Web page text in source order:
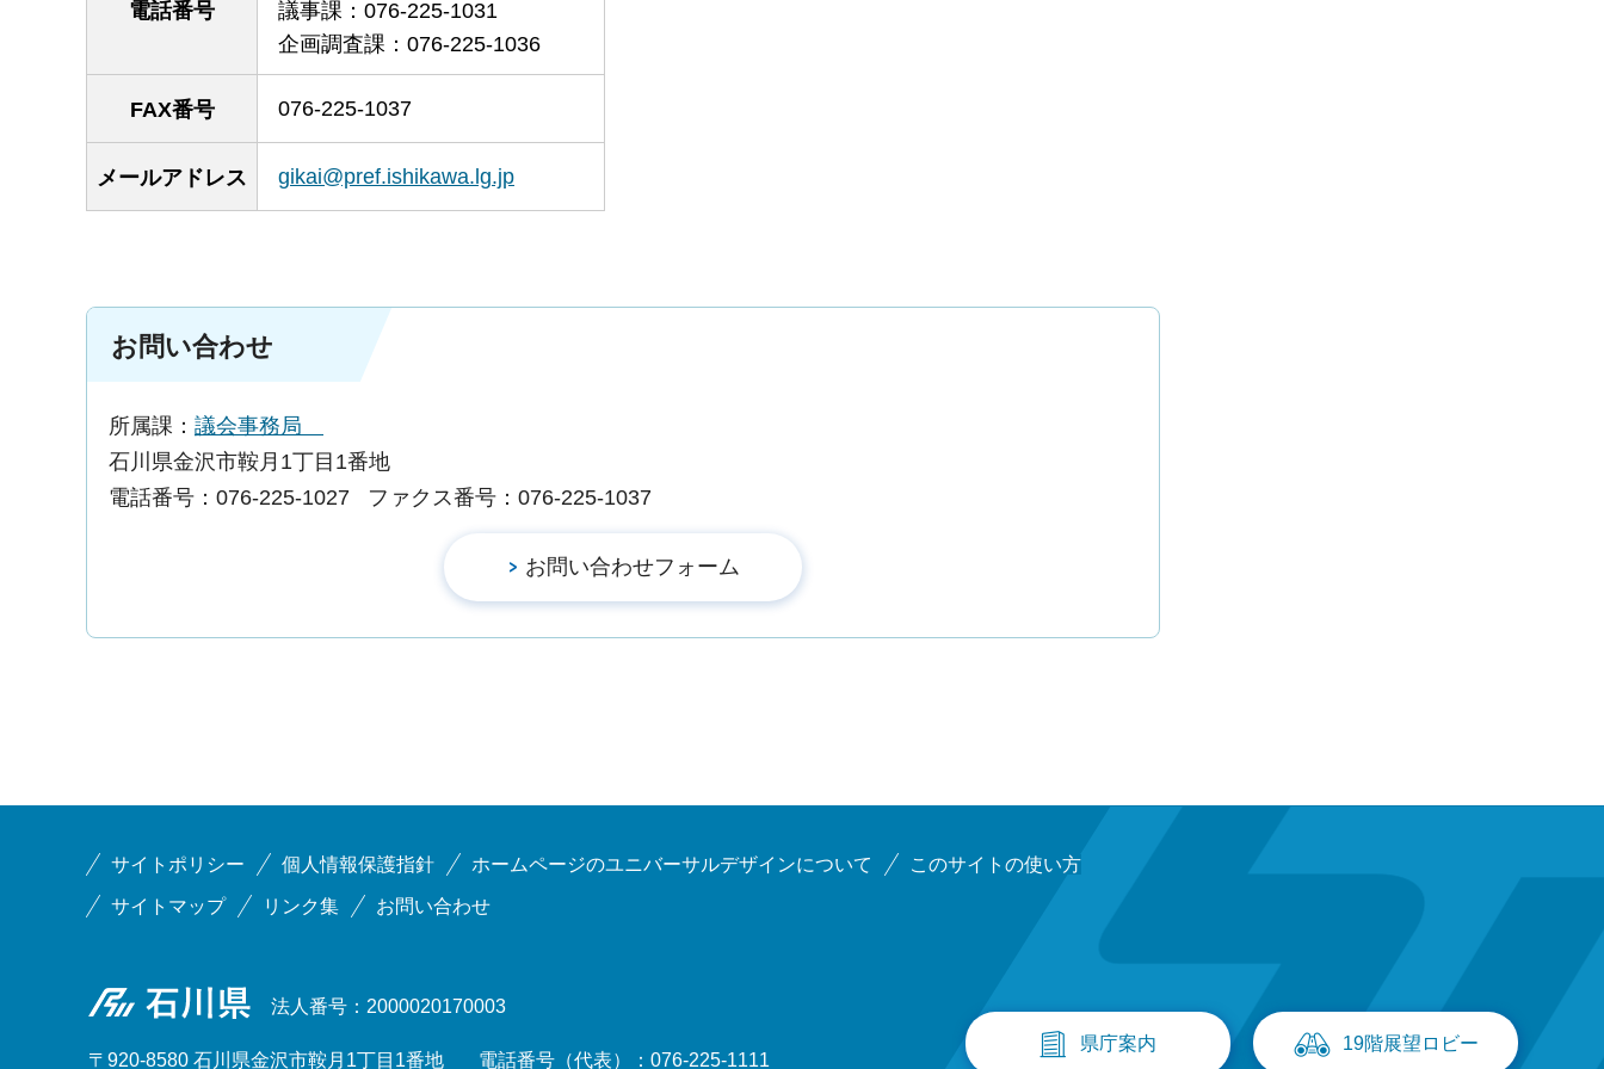
電話番号
議事課：076-225-1031
企画調査課：076-225-1036
FAX番号 076-225-1037
メールアドレス gikai@pref.ishikawa.lg.jp
お問い合わせ
所属課： 議会事務局
石川県金沢市鞍月1丁目1番地
電話番号：076-225-1027
ファクス番号：076-225-1037
サイトポリシー 個人情報保護指針 ホームページのユニバーサルデザインについて このサイトの使い方
サイトマップ リンク集 お問い合わせ
石川県 法人番号：2000020170003
〒920-8580 石川県金沢市鞍月1丁目1番地 電話番号（代表）：076-225-1111
県庁案内 19階展望ロビー